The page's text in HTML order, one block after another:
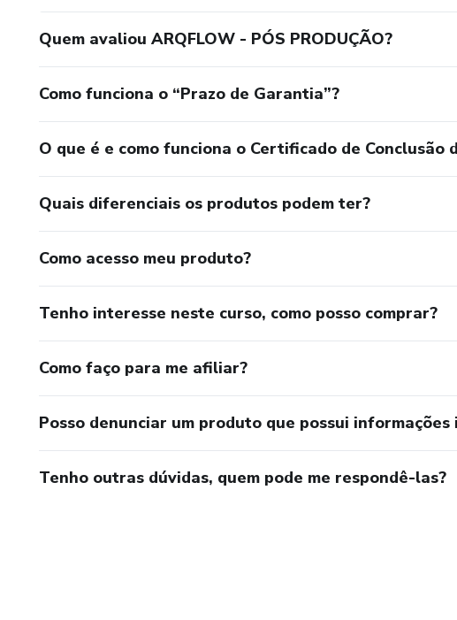
Quem avaliou ARQFLOW - PÓS PRODUÇÃO?
Como funciona o “Prazo de Garantia”?
O que é e como funciona o Certificado de Conclusão
Quais diferenciais os produtos podem ter?
Como acesso meu produto?
Tenho interesse neste curso, como posso comprar?
Como faço para me afiliar?
Posso denunciar um produto que possui informações
Tenho outras dúvidas, quem pode me respondê-las?